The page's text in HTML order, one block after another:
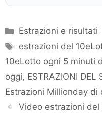
Categorie
Estrazioni e risultati
Tag
estrazioni del
10eLotto ogni 5 minuti
oggi, ESTRAZIONI DEL
Estrazioni Millionday di
Video estrazioni